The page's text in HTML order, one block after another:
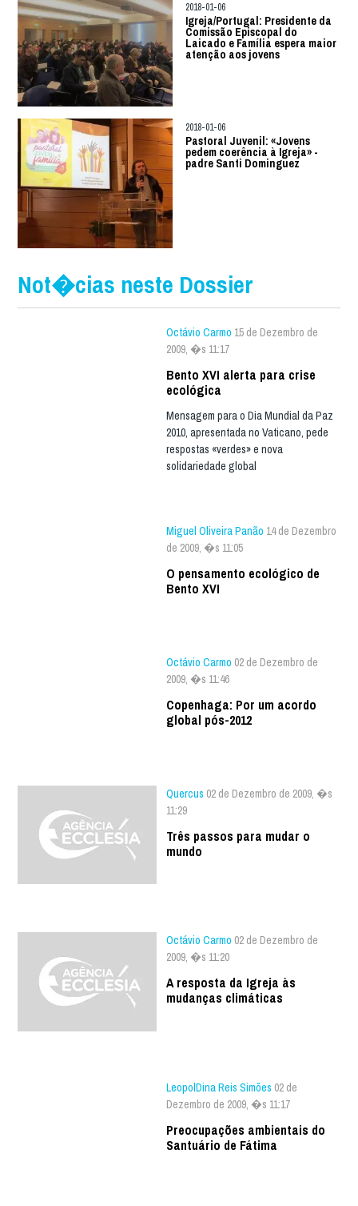
2018-01-06
Igreja/Portugal: Presidente da
Comissão Episcopal do
Laicado e Família espera maior
atenção aos jovens
2018-01-06
Pastoral Juvenil: «Jovens
pedem coerência à Igreja» -
padre Santi Dominguez
Not�cias neste Dossier
Octávio Carmo 15 de Dezembro de
2009, �s 11:17
Bento XVI alerta para crise
ecológica
Mensagem para o Dia Mundial da Paz
2010, apresentada no Vaticano, pede
respostas «verdes» e nova
solidariedade global
Miguel Oliveira Panão 14 de Dezembro
de 2009, �s 11:05
O pensamento ecológico de
Bento XVI
Octávio Carmo 02 de Dezembro de
2009, �s 11:46
Copenhaga: Por um acordo
global pós-2012
Quercus 02 de Dezembro de 2009, �s
11:29
Três passos para mudar o
mundo
Octávio Carmo 02 de Dezembro de
2009, �s 11:20
A resposta da Igreja às
mudanças climáticas
LeopolDina Reis Simões 02 de
Dezembro de 2009, �s 11:17
Preocupações ambientais do
Santuário de Fátima